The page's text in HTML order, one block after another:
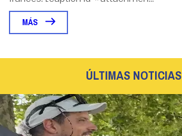
MÁS
ÚLTIMAS NOTICIAS